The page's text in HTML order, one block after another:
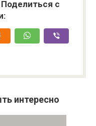
с
интересно